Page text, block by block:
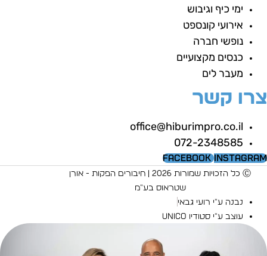
ימי כיף וגיבוש
אירועי קונספט
נופשי חברה
כנסים מקצועיים
מעבר לים
קשר
office@hiburimpro.co.il
072-2348585
Facebook
Ⓒ כל הזכויות שמורות 2026 | חיבורים הפקות - אורן
שטראוס בע"מ
נבנה ע"י רועי גבאי
עוצב ע"י סטודיו UNICO